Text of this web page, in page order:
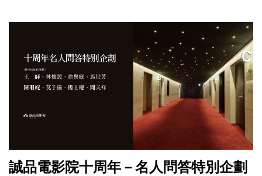
誠品電影院十周年－名人問答特別企劃